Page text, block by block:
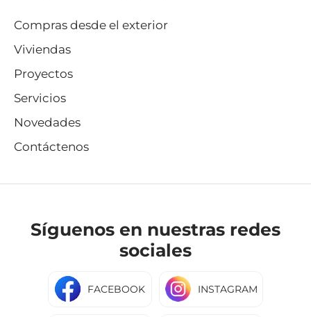
Compras desde el exterior
Viviendas
Proyectos
Servicios
Novedades
Contáctenos
Síguenos en nuestras redes
sociales
FACEBOOK INSTAGRAM